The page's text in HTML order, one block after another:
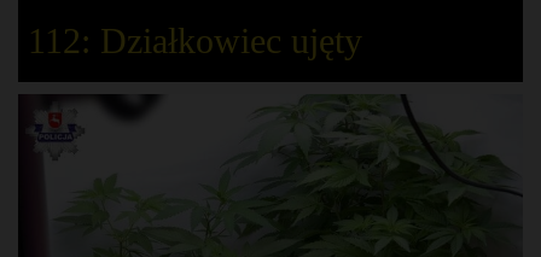
112: Działkowiec ujęty